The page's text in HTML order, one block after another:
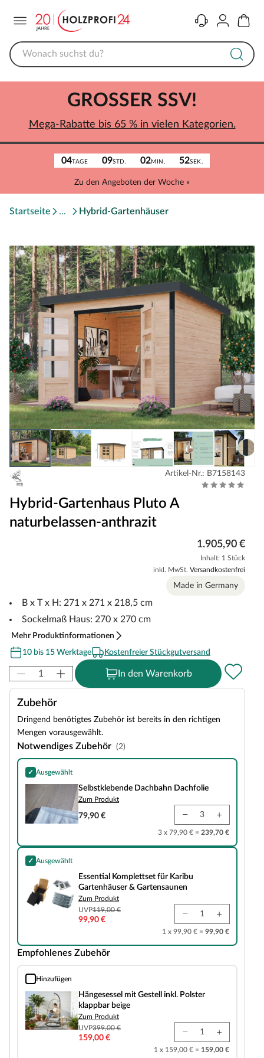
KontaktKonto
04TAGE 09STD. 02MIN. 52SEK.
Zu den Angeboten der Woche »
GROSSER SSV!
Mega-Rabatte bis 65 % in vielen Kategorien.
Startseite Hybrid-Gartenhäuser
Artikel-Nr.: B7158143
Hybrid-Gartenhaus Pluto A
naturbelassen-anthrazit
1.905,90 €
Inhalt: 1 Stück
inkl. MwSt. Versandkostenfrei
Made in Germany
B x T x H: 271 x 271 x 218,5 cm
Sockelmaß Haus: 270 x 270 cm
Mehr Produktinformationen
10 bis 15 Werktage
Kostenfreier Stückgutversand
In den Warenkorb
Zubehör
Dringend benötigtes Zubehör ist bereits in den richtigen
Mengen vorausgewählt.
Notwendiges Zubehör (2)
✓ Ausgewählt
Selbstklebende Dachbahn Dachfolie
Selbstklebende Dachbahn Dachfolie
Zum Produkt
79,90 €
3 x 79,90 € = 239,70 €
✓ Ausgewählt
Essential Komplettset für Karibu Gartenhäuser & Gartensaunen
Essential Komplettset für Karibu
Gartenhäuser & Gartensaunen
Zum Produkt
UVP119,00 €
99,90 €
1 x 99,90 € = 99,90 €
Empfohlenes Zubehör
Hinzufügen
Hängesessel mit Gestell inkl. Polster klappbar beige
Hängesessel mit Gestell inkl. Polster
klappbar beige
Zum Produkt
UVP399,00 €
159,00 €
1 x 159,00 € = 159,00 €